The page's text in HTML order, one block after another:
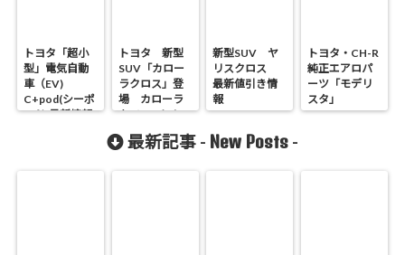
トヨタ「超小
型」電気自動
車（EV)
C+pod(シーポ
ッド)最新情報
トヨタ 新型
SUV「カロー
ラクロス」登
場 カローラ
をベースにし
た新型SUVの
内外装・機能
新型SUV ヤ
リスクロス
最新値引き情
報
トヨタ・CH-R
純正エアロパ
ーツ「モデリ
スタ」
最新記事 - New Posts -